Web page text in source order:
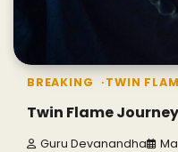
BREAKING TWIN
Twin Flame
Guru Devanandha